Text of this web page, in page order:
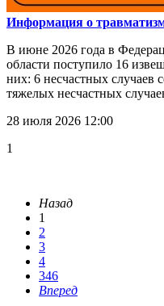
Информация о
В июне 2026 года в
области поступило 16
них: 6 несчастных случаев
тяжелых несчастных
28 июля 2026 12:00
1
Назад
1
2
3
4
346
Вперед